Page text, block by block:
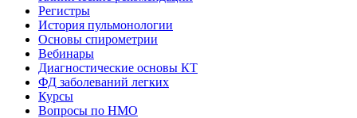
Регистры
История пульмонологии
Основы спирометрии
Вебинары
Диагностические основы КТ
ФД заболеваний легких
Курсы
Вопросы по НМО